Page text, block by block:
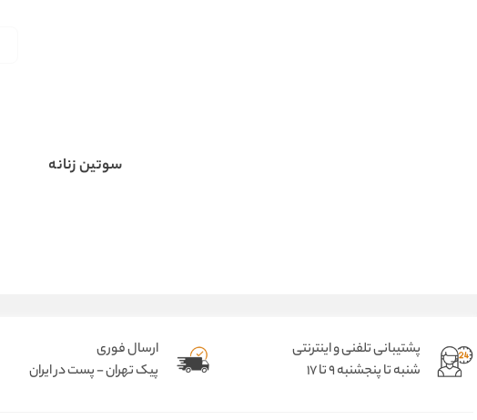
سوتین زنانه
پشتیبانی تلفنی و اینترنتی
شنبه تا پنجشنبه 9 تا 17
ارسال فوری
پیک تهران - پست در ایران